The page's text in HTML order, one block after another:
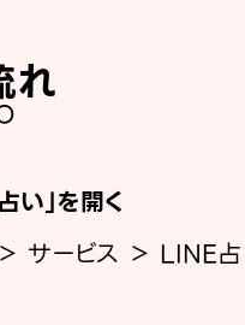
れ
い」を開く
サービス ＞ LINE占